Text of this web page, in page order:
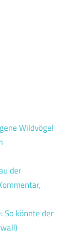
Wildvögel
der
So könnte der